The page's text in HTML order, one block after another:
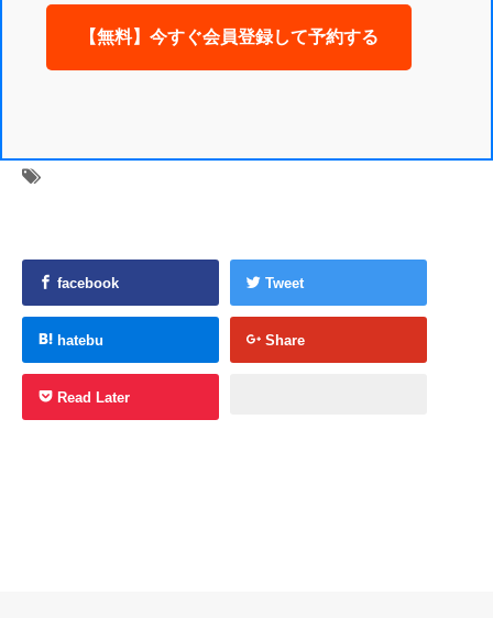
【無料】今すぐ会員登録して予約する
facebook Tweet
hatebu Share
Read Later